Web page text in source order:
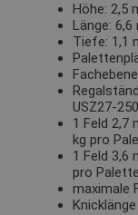
Höhe: 2,5
Länge: 6,6
Tiefe: 1,1
USZ27-
1 Feld 2,7
kg pro
1 Feld 3,6
pro
maximale